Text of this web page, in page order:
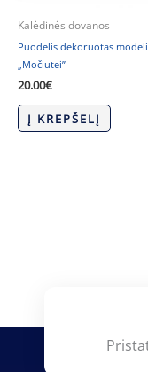
Kalėdinės dovanos
Puodelis dekoruotas
„Močiutei”
20.00€
Į KREPŠELĮ